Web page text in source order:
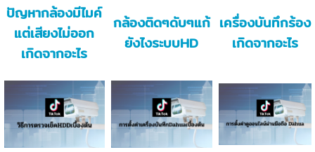
ปัญหากล้องมีไมค์
แต่เสียงไม่ออก
เกิดจากอะไร
กล้องติดๆดับๆแก้
ยังไงระบบHD
เครื่องบันทึกร้อง
เกิดจากอะไร